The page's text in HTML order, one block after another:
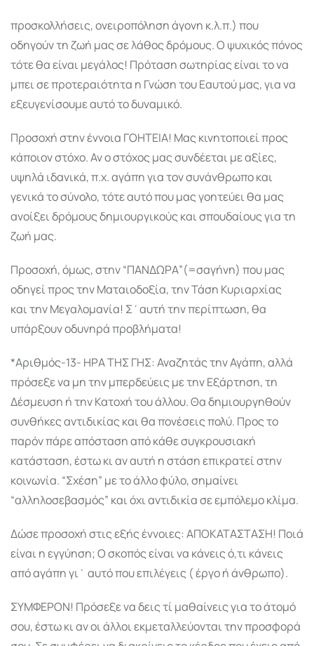
προσκολλήσεις, ονειροπόληση άγονη κ.λ.π.) που
οδηγούν τη ζωή μας σε λάθος δρόμους. Ο ψυχικός πόνος
τότε θα είναι μεγάλος! Πρόταση σωτηρίας είναι το να
μπει σε προτεραιότητα η Γνώση του Εαυτού μας, για να
εξευγενίσουμε αυτό το δυναμικό.
Προσοχή στην έννοια ΓΟΗΤΕΙΑ! Μας κινητοποιεί προς
κάποιον στόχο. Αν ο στόχος μας συνδέεται με αξίες,
υψηλά ιδανικά, π.χ. αγάπη για τον συνάνθρωπο και
γενικά το σύνολο, τότε αυτό που μας γοητεύει θα μας
ανοίξει δρόμους δημιουργικούς και σπουδαίους για τη
ζωή μας.
Προσοχή, όμως, στην “ΠΑΝΔΩΡΑ”(=σαγήνη) που μας
οδηγεί προς την Ματαιοδοξία, την Τάση Κυριαρχίας
και την Μεγαλομανία! Σ΄αυτή την περίπτωση, θα
υπάρξουν οδυνηρά προβλήματα!
*Αριθμός-13- ΗΡΑ ΤΗΣ ΓΗΣ: Αναζητάς την Αγάπη, αλλά
πρόσεξε να μη την μπερδεύεις με την Εξάρτηση, τη
Δέσμευση ή την Κατοχή του άλλου. Θα δημιουργηθούν
συνθήκες αντιδικίας και θα πονέσεις πολύ. Προς το
παρόν πάρε απόσταση από κάθε συγκρουσιακή
κατάσταση, έστω κι αν αυτή η στάση επικρατεί στην
κοινωνία. “Σχέση” με το άλλο φύλο, σημαίνει
“αλληλοσεβασμός” και όχι αντιδικία σε εμπόλεμο κλίμα.
Δώσε προσοχή στις εξής έννοιες: ΑΠΟΚΑΤΑΣΤΑΣΗ! Ποιά
είναι η εγγύηση; Ο σκοπός είναι να κάνεις ό,τι κάνεις
από αγάπη γι΄ αυτό που επιλέγεις ( έργο ή άνθρωπο).
ΣΥΜΦΕΡΟΝ! Πρόσεξε να δεις τί μαθαίνεις για το άτομό
σου, έστω κι αν οι άλλοι εκμεταλλεύονται την προσφορά